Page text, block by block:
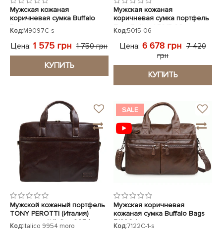
Мужская кожаная
коричневая сумка Buffalo
Bags
Код:M9097C-s
Цена: 1 575 грн 1 750 грн
КУПИТЬ
Мужская кожаная
коричневая сумка портфель
Tony Bellucci 5015-06
Код:5015-06
Цена: 6 678 грн 7 420
грн
КУПИТЬ
Мужской кожаный портфель
TONY PEROTTI (Италия)
коричневый Italico 9954
moro
Код:Italico 9954 moro
SALE
Мужская коричневая
кожаная сумка Buffalo Bags
7122C-1
Код:7122C-1-s